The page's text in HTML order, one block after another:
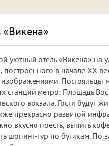
уютный отель «Викена» на
построенного в начале XX
Постояльцы
станций метро: Площадь
вокзала. Гости будут
прекрасно развитой
вкусно поесть, выпить
шопинг-тур по бутикам. По